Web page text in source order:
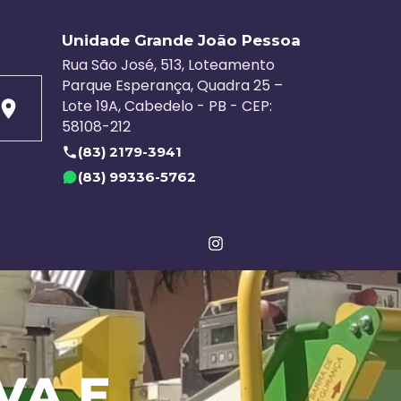
Unidade Grande João Pessoa
Rua São José, 513, Loteamento
Parque Esperança, Quadra 25 –
Lote 19A, Cabedelo - PB - CEP:
58108-212
(83) 2179-3941
(83) 99336-5762